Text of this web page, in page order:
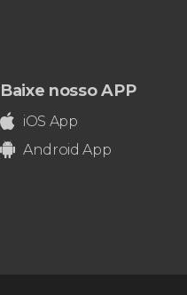
Baixe nosso APP
iOS App
Android App